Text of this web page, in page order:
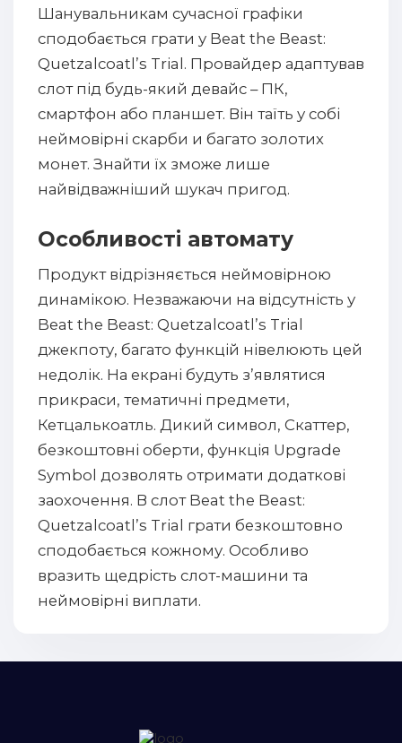
Шанувальникам сучасної графіки
сподобається грати у Beat the Beast:
Quetzalcoatl’s Trial. Провайдер адаптував
слот під будь-який девайс – ПК,
смартфон або планшет. Він таїть у собі
неймовірні скарби и багато золотих
монет. Знайти їх зможе лише
найвідважніший шукач пригод.
Особливості автомату
Продукт відрізняється неймовірною
динамікою. Незважаючи на відсутність у
Beat the Beast: Quetzalcoatl’s Trial
джекпоту, багато функцій нівелюють цей
недолік. На екрані будуть з’являтися
прикраси, тематичні предмети,
Кетцалькоатль. Дикий символ, Скаттер,
безкоштовні оберти, функція Upgrade
Symbol дозволять отримати додаткові
заохочення. В слот Beat the Beast:
Quetzalcoatl’s Trial грати безкоштовно
сподобається кожному. Особливо
вразить щедрість слот-машини та
неймовірні виплати.